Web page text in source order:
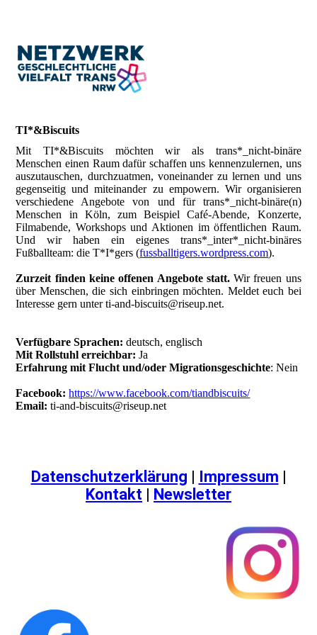
TI*&Biscuits
Mit TI*&Biscuits möchten wir als trans*_nicht-binäre
Menschen einen Raum dafür schaffen uns kennenzulernen, uns
auszutauschen, durchzuatmen, voneinander zu lernen und uns
gegenseitig und miteinander zu empowern. Wir organisieren
verschiedene Angebote von und für trans*_nicht-binäre(n)
Menschen in Köln, zum Beispiel Café-Abende, Konzerte,
Filmabende, Workshops und Aktionen im öffentlichen Raum.
Und wir haben ein eigenes trans*_inter*_nicht-binäres
Fußballteam: die T*I*gers (fussballtigers.wordpress.com).
Zurzeit finden keine offenen Angebote statt.Wir freuen uns
über Menschen, die sich einbringen möchten. Meldet euch bei
Interesse gern unter ti-and-biscuits@riseup.net.
Verfügbare Sprachen: deutsch, englisch
Mit Rollstuhl erreichbar: Ja
Erfahrung mit Flucht und/oder Migrationsgeschichte: Nein
Facebook: https://www.facebook.com/tiandbiscuits/
Email: ti-and-biscuits@riseup.net
Datenschutzerklärung Impressum
Kontakt
Newsletter